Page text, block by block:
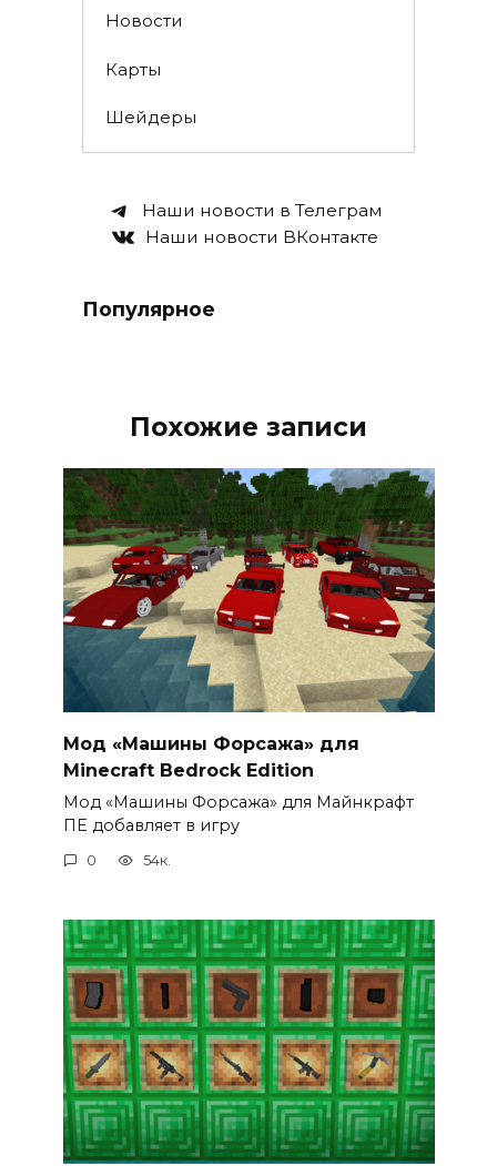
Новости
Карты
Шейдеры
Наши новости в Телеграм
Наши новости ВКонтакте
Популярное
Похожие записи
Мод «Машины Форсажа» для
Minecraft Bedrock Edition
Мод «Машины Форсажа» для Майнкрафт
ПЕ добавляет в игру
0 54к.